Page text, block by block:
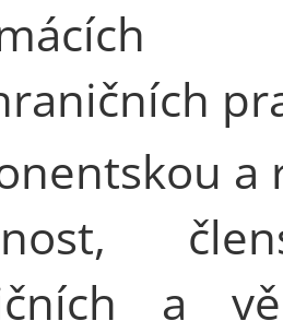
a
a